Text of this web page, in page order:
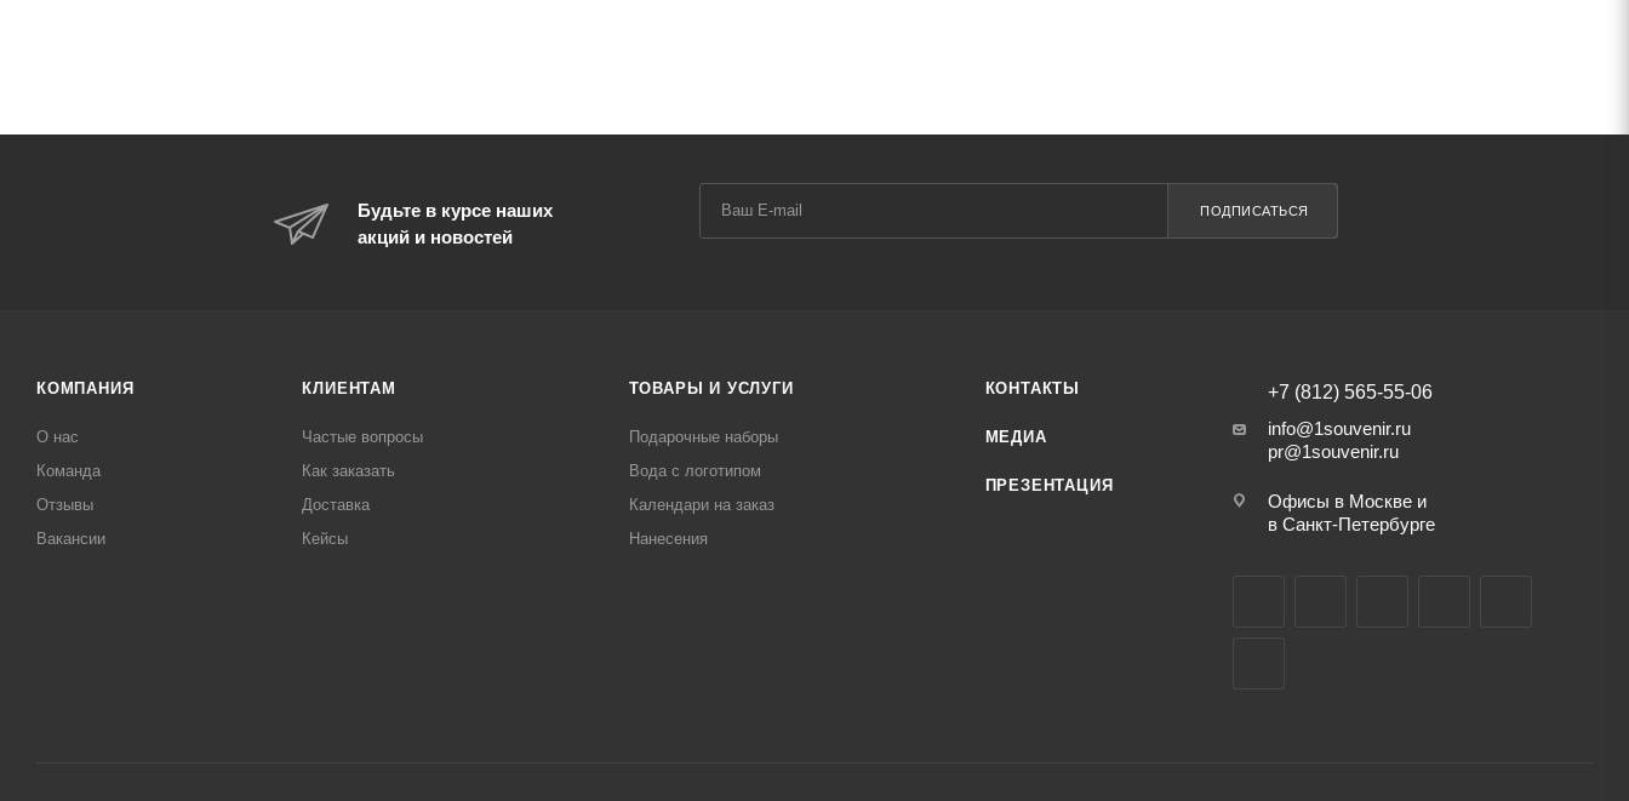
Будьте в курсе наших
акций и новостей
ПОДПИСАТЬСЯ
КОМПАНИЯ
О нас
Команда
Отзывы
Вакансии
КЛИЕНТАМ
Частые вопросы
Как заказать
Доставка
Кейсы
ТОВАРЫ И УСЛУГИ
Подарочные наборы
Вода с логотипом
Календари на заказ
Нанесения
КОНТАКТЫ
МЕДИА
ПРЕЗЕНТАЦИЯ
+7 (812) 565-55-06
info@1souvenir.ru
pr@1souvenir.ru
Офисы в Москве и
в Санкт-Петербурге